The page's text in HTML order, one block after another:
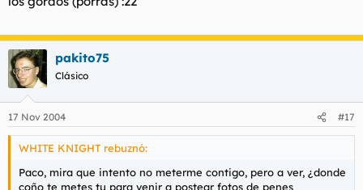
pakito75
Clásico
17 Nov 2004 #17
WHITE KNIGHT rebuznó:
Paco, mira que intento no meterme contigo, pero a ver, ¿donde
coño te metes tu para venir a postear fotos de penes